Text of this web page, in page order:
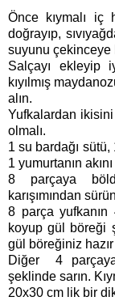
Önce kıymalı iç
doğrayıp,
suyunu çekinceye
Salçayı ekleyip
kıyılmış
alın.
Yufkalardan
olmalı.
1 su bardağı
1 yumurtanın
8 parçaya
karışımından
8 parça
koyup gül böreği
gül böreğiniz hazır
Diğer 4
şeklinde sarın.
20x30 cm lik bir